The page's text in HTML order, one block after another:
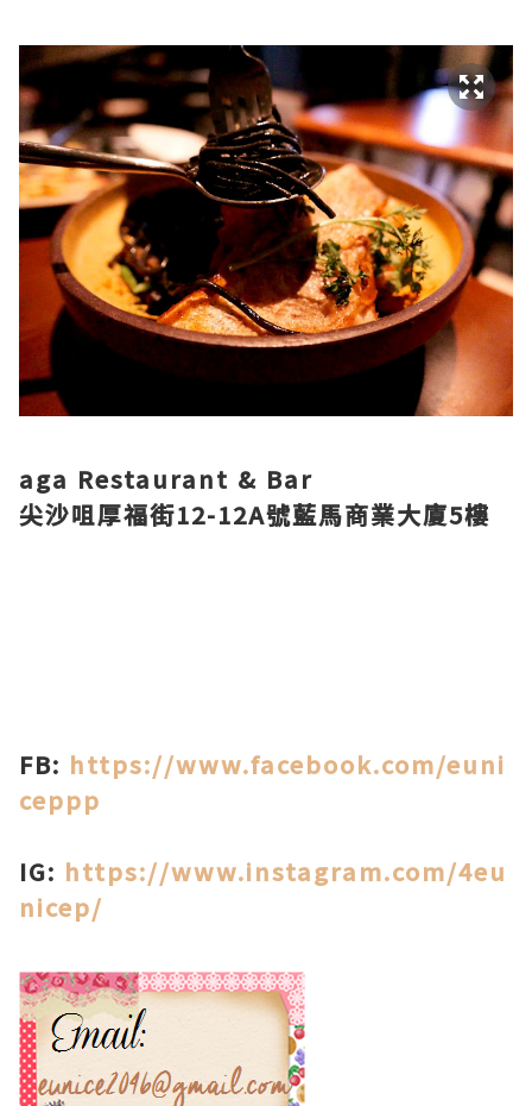
aga Restaurant & Bar
尖沙咀厚福街12-12A號藍馬商業大廈5樓
FB: https://www.facebook.com/euni
ceppp
IG: https://www.instagram.com/4eu
nicep/